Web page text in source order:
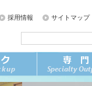
採用情報 サイトマップ